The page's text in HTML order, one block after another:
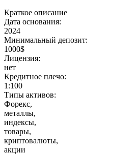
Краткое описание
Дата основания:
2024
Минимальный депозит:
1000$
Лицензия:
нет
Кредитное плечо:
1:100
Типы активов:
Форекс,
металлы,
индексы,
товары,
криптовалюты,
акции